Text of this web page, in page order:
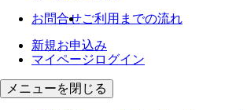
お問合せご利用までの流れ
新規お申込み
マイページログイン
メニューを閉じる